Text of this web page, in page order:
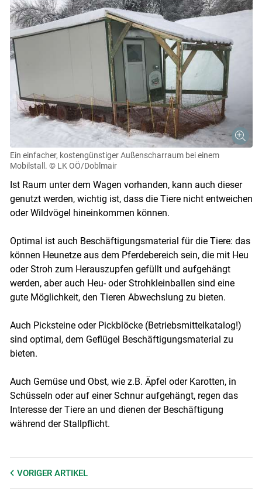
Ein einfacher, kostengünstiger Außenscharraum bei einem
Mobilstall. © LK OÖ/Doblmair
Ist Raum unter dem Wagen vorhanden, kann auch dieser
genutzt werden, wichtig ist, dass die Tiere nicht entweichen
oder Wildvögel hineinkommen können.
Optimal ist auch Beschäftigungsmaterial für die Tiere: das
können Heunetze aus dem Pferdebereich sein, die mit Heu
oder Stroh zum Herauszupfen gefüllt und aufgehängt
werden, aber auch Heu- oder Strohkleinballen sind eine
gute Möglichkeit, den Tieren Abwechslung zu bieten.
Auch Picksteine oder Pickblöcke (Betriebsmittelkatalog!)
sind optimal, dem Geflügel Beschäftigungsmaterial zu
bieten.
Auch Gemüse und Obst, wie z.B. Äpfel oder Karotten, in
Schüsseln oder auf einer Schnur aufgehängt, regen das
Interesse der Tiere an und dienen der Beschäftigung
während der Stallpflicht.
VORIGER ARTIKEL